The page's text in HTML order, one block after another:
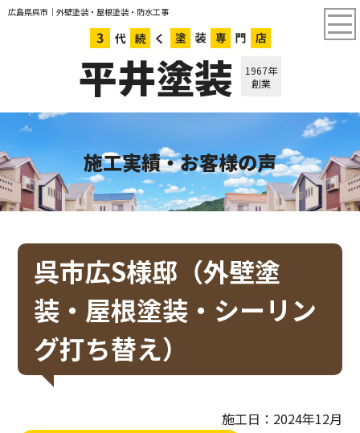
広島県呉市｜外壁塗装・屋根塗装・防水工事
平井塗装
1967年
創業
施工実績・お客様の声
呉市広S様邸（外壁塗
装・屋根塗装・シーリン
グ打ち替え）
施工日：2024年12月